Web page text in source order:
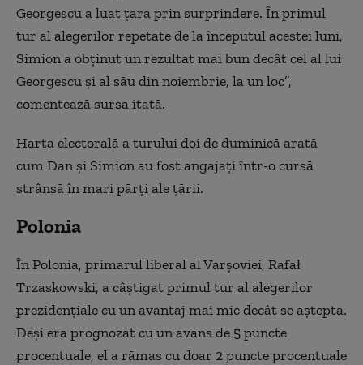
Georgescu a luat țara prin surprindere. În primul
tur al alegerilor repetate de la începutul acestei luni,
Simion a obținut un rezultat mai bun decât cel al lui
Georgescu și al său din noiembrie, la un loc”,
comentează sursa itată.
Harta electorală a turului doi de duminică arată
cum Dan și Simion au fost angajați într-o cursă
strânsă în mari părți ale țării.
Polonia
În Polonia, primarul liberal al Varșoviei, Rafał
Trzaskowski, a câștigat primul tur al alegerilor
prezidențiale cu un avantaj mai mic decât se aștepta.
Deși era prognozat cu un avans de 5 puncte
procentuale, el a rămas cu doar 2 puncte procentuale